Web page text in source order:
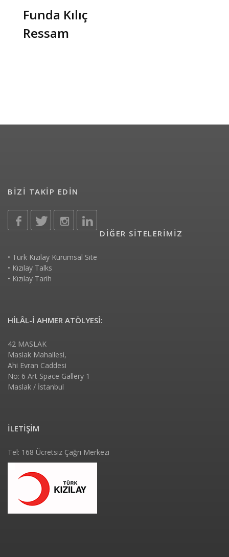
Funda Kılıç
Ressam
BİZİ TAKİP EDİN
DİĞER SİTELERİMİZ
• Türk Kızılay Kurumsal Site
• Kızılay Talks
• Kızılay Tarih
HİLÂL-İ AHMER ATÖLYESİ:
42 MASLAK
Maslak Mahallesi,
Ahi Evran Caddesi
No: 6 Art Space Gallery 1
Maslak / İstanbul
İLETİŞİM
Tel: 168 Ücretsiz Çağrı Merkezi